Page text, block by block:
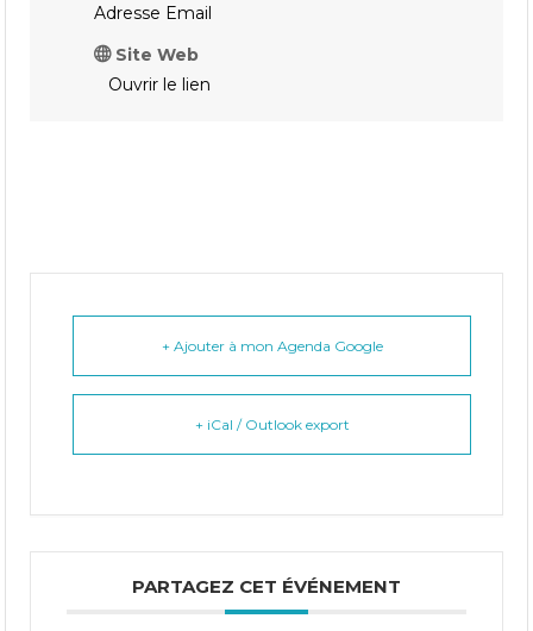
Adresse Email
Site Web
Ouvrir le lien
+ Ajouter à mon Agenda Google
+ iCal / Outlook export
PARTAGEZ CET ÉVÉNEMENT